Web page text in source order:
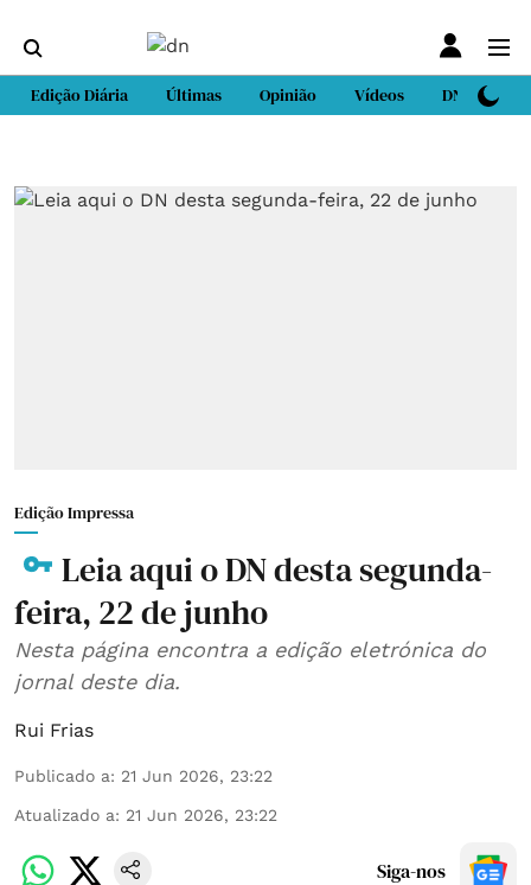
Edição Diária Últimas Opinião Vídeos DN Sport
Edição Impressa
Leia aqui o DN desta segunda-
feira, 22 de junho
Nesta página encontra a edição eletrónica do
jornal deste dia.
Rui Frias
Publicado a: 21 Jun 2026, 23:22
Atualizado a: 21 Jun 2026, 23:22
Siga-nos